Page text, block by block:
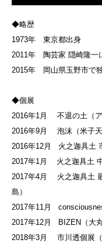
◆略歴
1973年 東京都出身
2011年 陶芸家 隠崎隆一
2015年 岡山県玉野市で
◆個展
2016年1月 不退の土（ア
2016年9月 泡沫（米子天
2016年12月 火之迦具土
2017年1月 火之迦具土
2017年4月 火之迦具土
島）
2017年11月
2017年12月 BIZEN（大
2018年3月 市川透個展（